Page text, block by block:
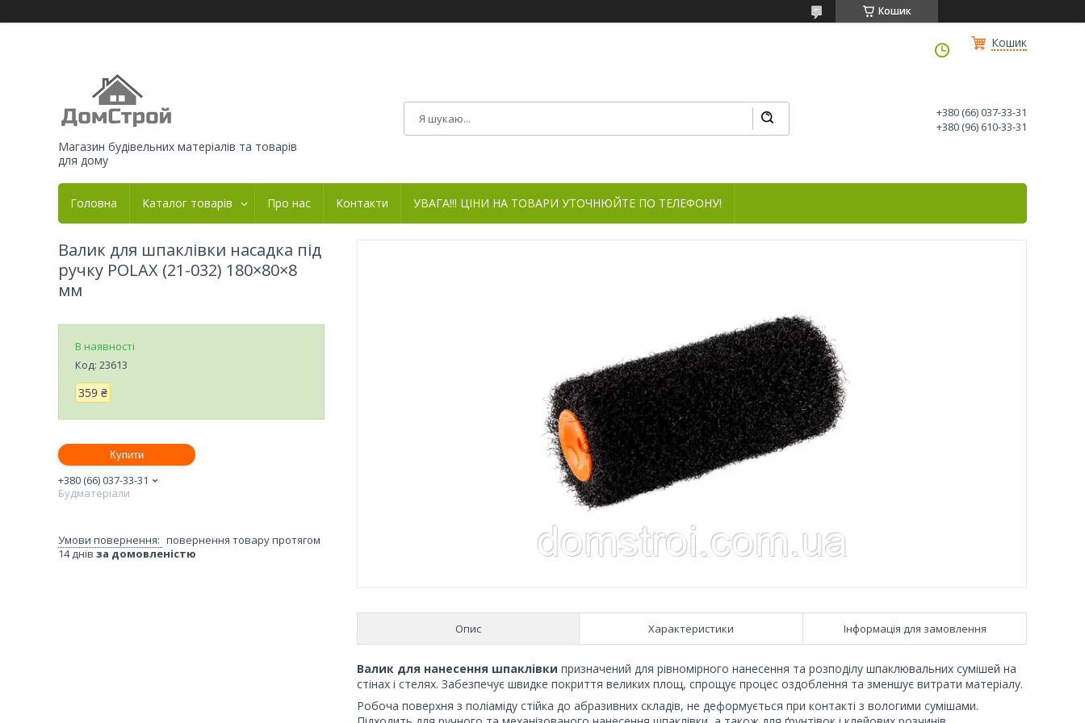
Кошик
Кошик
Магазин будівельних матеріалів та товарів
для дому
+380 (66) 037-33-31
+380 (96) 610-33-31
Головна Каталог товарів Про нас Контакти УВАГА!!! ЦІНИ НА ТОВАРИ УТОЧНЮЙТЕ ПО ТЕЛЕФОНУ!
Опис Характеристики Інформація для замовлення
Валик для нанесення шпаклівки призначений для рівномірного нанесення та розподілу шпаклювальних сумішей на
стінах і стелях. Забезпечує швидке покриття великих площ, спрощує процес оздоблення та зменшує витрати матеріалу.
Робоча поверхня з поліаміду стійка до абразивних складів, не деформується при контакті з вологими сумішами.
Валик для шпаклівки насадка під
ручку POLAX (21-032) 180×80×8
мм
В наявності
Код: 23613
359 ₴
Купити
+380 (66) 037-33-31
Будматеріали
повернення товару протягом
14 днів за домовленістю